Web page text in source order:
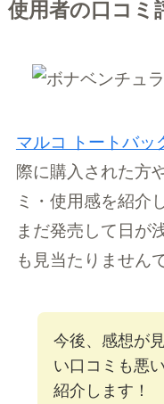
使用者の口コミ
マルコ トートバッ
際に購入された方
ミ・使用感を紹介
まだ発売して日が
も見当たりません
今後、感想が
い口コミも悪
紹介します！